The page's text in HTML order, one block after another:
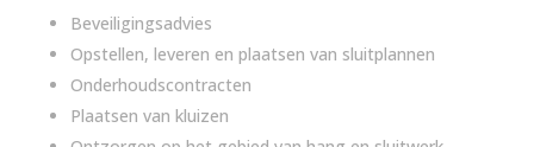
Beveiligingsadvies
Opstellen, leveren en plaatsen van sluitplannen
Onderhoudscontracten
Plaatsen van kluizen